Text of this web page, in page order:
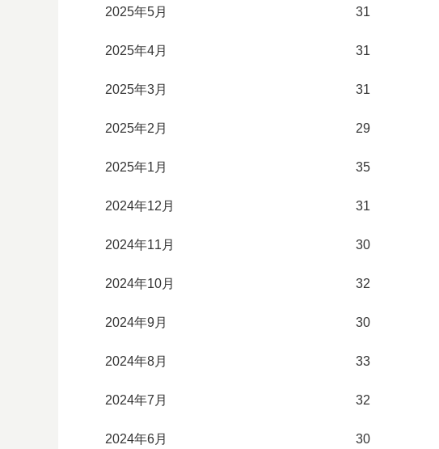
2025年5月 31
2025年4月 31
2025年3月 31
2025年2月 29
2025年1月 35
2024年12月 31
2024年11月 30
2024年10月 32
2024年9月 30
2024年8月 33
2024年7月 32
2024年6月 30